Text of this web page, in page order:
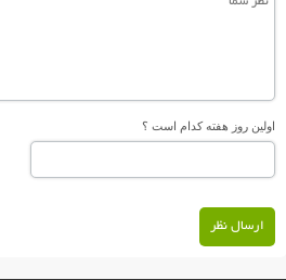
اولین روز هفته کدام است ؟
ارسال نظر